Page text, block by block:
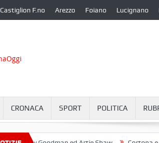
Castiglion F.no Arezzo Foiano Lucignano
CRONACA SPORT POLITICA